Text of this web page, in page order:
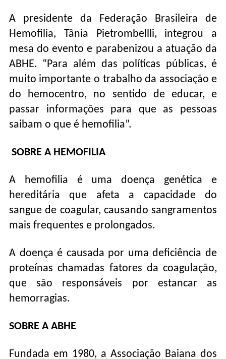
A presidente da Federação Brasileira de
Hemofilia, Tânia Pietrombellli, integrou a
mesa do evento e parabenizou a atuação da
ABHE. “Para além das políticas públicas, é
muito importante o trabalho da associação e
do hemocentro, no sentido de educar, e
passar informações para que as pessoas
saibam o que é hemofilia”.
SOBRE A HEMOFILIA
A hemofilia é uma doença genética e
hereditária que afeta a capacidade do
sangue de coagular, causando sangramentos
mais frequentes e prolongados.
A doença é causada por uma deficiência de
proteínas chamadas fatores da coagulação,
que são responsáveis por estancar as
hemorragias.
SOBRE A ABHE
Fundada em 1980, a Associação Baiana dos